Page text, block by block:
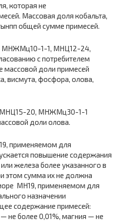
которая не
Массовая доля кобальта,
общей сумме примесей.
МНЖМц10-1-1, МНЦ12-24,
с потребителем
массовой доли примесей
висмута, фосфора, олова,
МНЦ15-20, МНЖМц30-1-1
доли олова.
применяемом для
повышение содержания
железа более указанного в
этом сумма их не должна
MH19, применяемом для
назначении
содержание примесей:
не более 0,01%, магния — не